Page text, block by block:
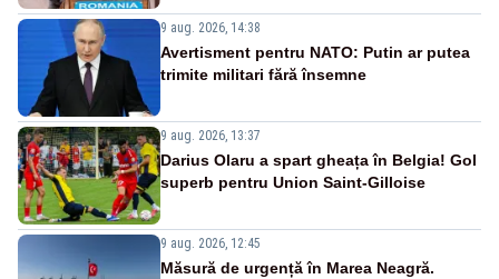
9 aug. 2026, 14:38
Avertisment pentru NATO: Putin ar putea
trimite militari fără însemne
9 aug. 2026, 13:37
Darius Olaru a spart gheața în Belgia! Gol
superb pentru Union Saint-Gilloise
9 aug. 2026, 12:45
Măsură de urgență în Marea Neagră.